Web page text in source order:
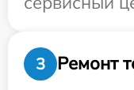
3
Ремонт